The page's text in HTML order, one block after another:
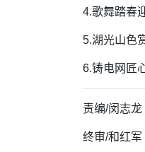
4.歌舞踏春
5.湖光山色
6.铸电网匠
责编/闵志龙
终审/和红军